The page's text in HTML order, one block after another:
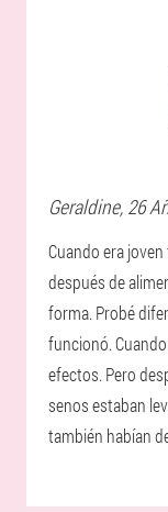
Geraldine, 26
Cuando era
después de
forma. Probé
funcionó.
efectos. Pero
senos estaban
también habían